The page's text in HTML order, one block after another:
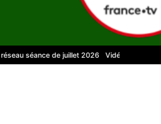
de juillet 2026 Vidéos pour le